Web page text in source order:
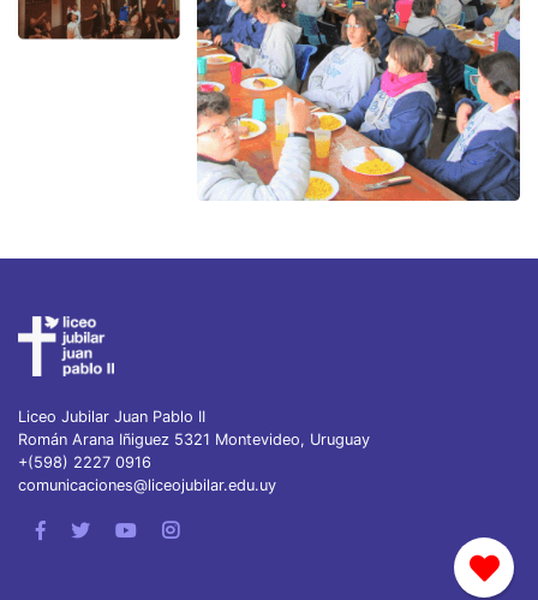
Liceo Jubilar Juan Pablo II
Román Arana Iñiguez 5321 Montevideo, Uruguay
+(598) 2227 0916
comunicaciones@liceojubilar.edu.uy